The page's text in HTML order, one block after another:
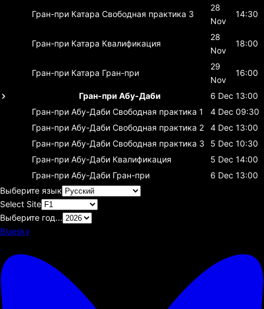
Гран-при Катара Свободная практика 3
28
Nov
14:30
Гран-при Катара Квалификация
28
Nov
18:00
Гран-при Катара Гран-при
29
Nov
16:00
Гран-при Абу-Даби 6 Dec 13:00
Гран-при Абу-Даби Свободная практика 1 4 Dec 09:30
Гран-при Абу-Даби Свободная практика 2 4 Dec 13:00
Гран-при Абу-Даби Свободная практика 3 5 Dec 10:30
Гран-при Абу-Даби Квалификация 5 Dec 14:00
Гран-при Абу-Даби Гран-при 6 Dec 13:00
Выберите язык
Select Site
Выберите год...
Bluesky